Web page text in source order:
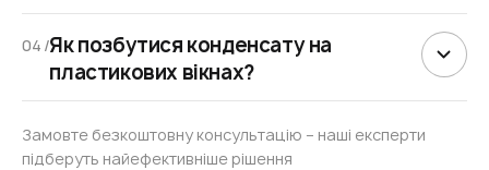
04 /Як позбутися конденсату на
пластикових вікнах?
Замовте безкоштовну консультацію – наші експерти
підберуть найефективніше рішення